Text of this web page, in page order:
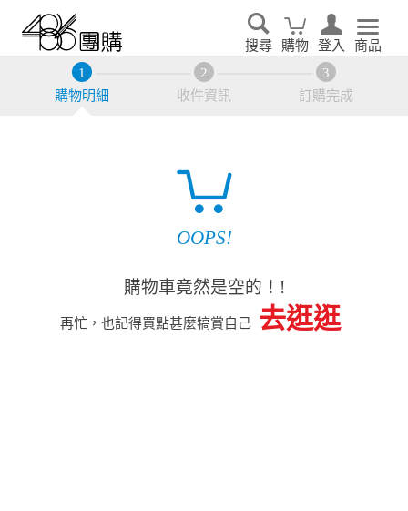
搜尋 購物 登入 商品
購物明細 收件資訊 訂購完成
OOPS!
購物車竟然是空的！!
再忙，也記得買點甚麼犒賞自己 去逛逛